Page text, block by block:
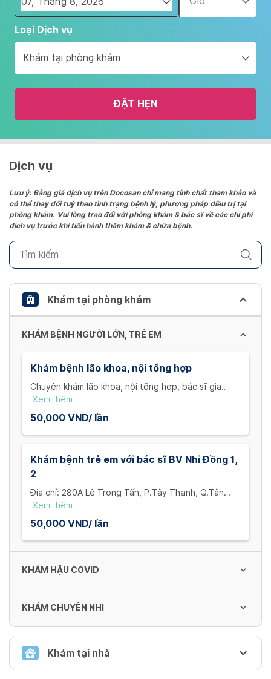
Navigate
forward
interact
with
the
and
date.
the
question
mark
to
keyboard
shortcuts
changing
Loại Dịch vụ
Khám tại phòng khám
ĐẶT HẸN
Dịch vụ
Lưu ý: Bảng giá dịch vụ trên Docosan chỉ mang tính chất tham khảo và
có thể thay đổi tuỳ theo tình trạng bệnh lý, phương pháp điều trị tại
phòng khám. Vui lòng trao đổi với phòng khám & bác sĩ về các chi phí
dịch vụ trước khi tiến hành thăm khám & chữa bệnh.
Khám tại phòng khám
KHÁM BỆNH NGƯỜI LỚN, TRẺ EM
Khám bệnh lão khoa, nội tổng hợp
Chuyên khám lão khoa, nội tổng hợp, bác sĩ gia
đình: Tiểu đường, Tim mạch, Huyết áp, Mỡ máu,
Loãng xương, Tuyến giáp, ... Bác sĩ CK I, II kinh
nghiệm nhiều năm, tận tâm.
Xem thêm
50,000 VND/ lần
Khám bệnh trẻ em với bác sĩ BV Nhi Đồng 1,
2
Địa chỉ: 280A Lê Trọng Tấn, P.Tây Thạnh, Q.Tân
Phú
Giờ khám: 17h - 20h
Hotline: 0901 186 115
Xem thêm
50,000 VND/ lần
KHÁM HẬU COVID
cho người lớn và trẻ em. Trường hợp cần thiết, bác
sĩ sẽ cho chỉ định xét nghiệm máu hoặc cận lâm
sàng (siêu âm, X-Quang, ...). Bác sĩ nhiều năm kinh
Xem thêm
KHÁM CHUYÊN NHI
Khám chuyên Nhi với bác sĩ BV Nhi Đồng 1,2
Phòng khám Nhi Đồng Vina chuyên khám Nhi ngoài
Khám tại nhà